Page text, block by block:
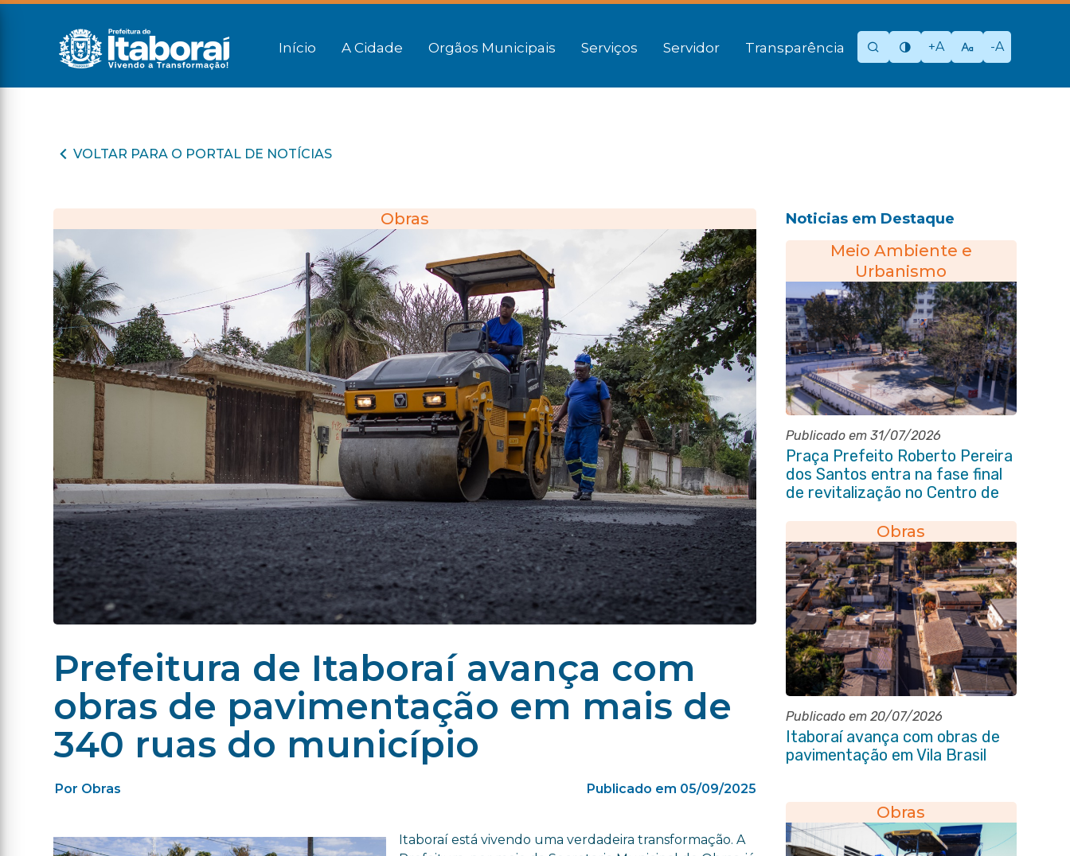
Início A Cidade Orgãos Municipais Serviços Servidor Transparência +A -A
VOLTAR PARA O PORTAL DE NOTÍCIAS
Obras
Prefeitura de Itaboraí avança com
obras de pavimentação em mais de
340 ruas do município
Por Obras Publicado em 05/09/2025
Itaboraí está vivendo uma verdadeira transformação. A
Noticias em Destaque
Meio Ambiente e
Urbanismo
Publicado em 31/07/2026
Praça Prefeito Roberto Pereira
dos Santos entra na fase final
de revitalização no Centro de
Obras
Publicado em 20/07/2026
Itaboraí avança com obras de
pavimentação em Vila Brasil
Obras